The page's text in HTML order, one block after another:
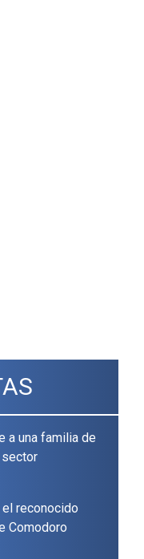
a una familia de
sector
el reconocido
Comodoro